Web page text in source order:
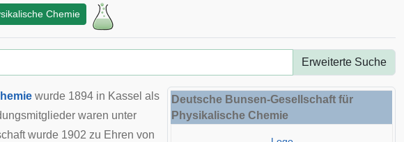
Chemie
Erweiterte Suche
Deutsche Bunsen-Gesellschaft für
Physikalische Chemie
wurde 1894 in Kassel als
waren unter
wurde 1902 zu Ehren von